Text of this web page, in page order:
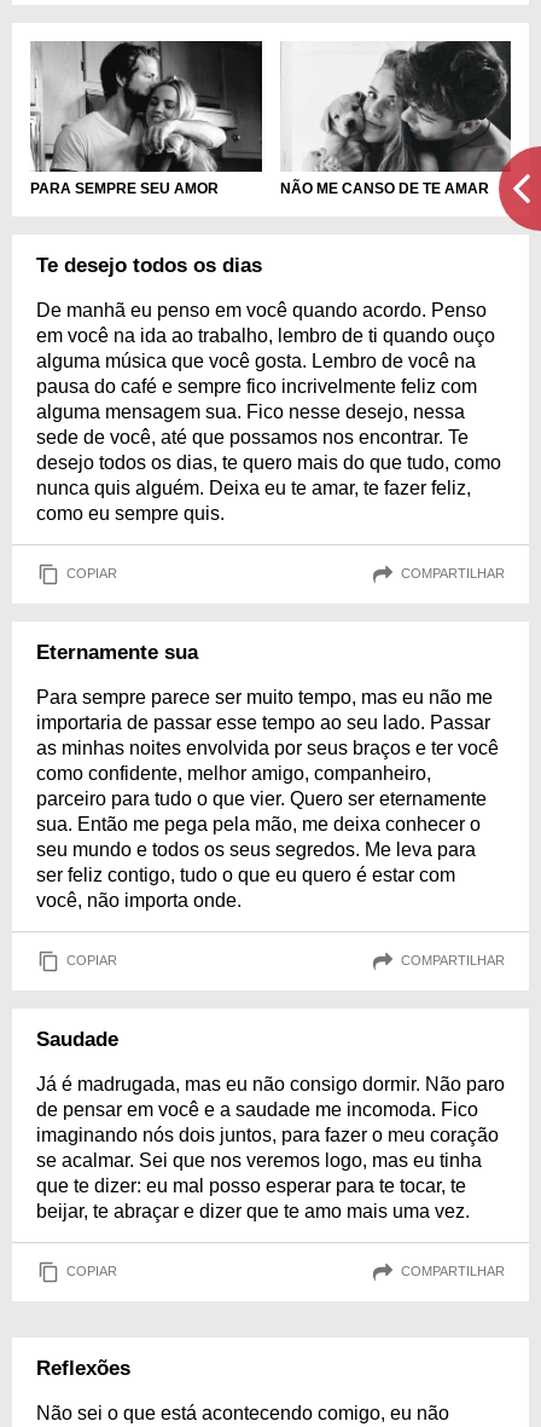
PARA SEMPRE SEU AMOR NÃO ME CANSO DE TE AMAR
Te desejo todos os dias
De manhã eu penso em você quando acordo. Penso
em você na ida ao trabalho, lembro de ti quando ouço
alguma música que você gosta. Lembro de você na
pausa do café e sempre fico incrivelmente feliz com
alguma mensagem sua. Fico nesse desejo, nessa
sede de você, até que possamos nos encontrar. Te
desejo todos os dias, te quero mais do que tudo, como
nunca quis alguém. Deixa eu te amar, te fazer feliz,
como eu sempre quis.
COPIAR COMPARTILHAR
Eternamente sua
Para sempre parece ser muito tempo, mas eu não me
importaria de passar esse tempo ao seu lado. Passar
as minhas noites envolvida por seus braços e ter você
como confidente, melhor amigo, companheiro,
parceiro para tudo o que vier. Quero ser eternamente
sua. Então me pega pela mão, me deixa conhecer o
seu mundo e todos os seus segredos. Me leva para
ser feliz contigo, tudo o que eu quero é estar com
você, não importa onde.
COPIAR COMPARTILHAR
Saudade
Já é madrugada, mas eu não consigo dormir. Não paro
de pensar em você e a saudade me incomoda. Fico
imaginando nós dois juntos, para fazer o meu coração
se acalmar. Sei que nos veremos logo, mas eu tinha
que te dizer: eu mal posso esperar para te tocar, te
beijar, te abraçar e dizer que te amo mais uma vez.
COPIAR COMPARTILHAR
Reflexões
Não sei o que está acontecendo comigo, eu não